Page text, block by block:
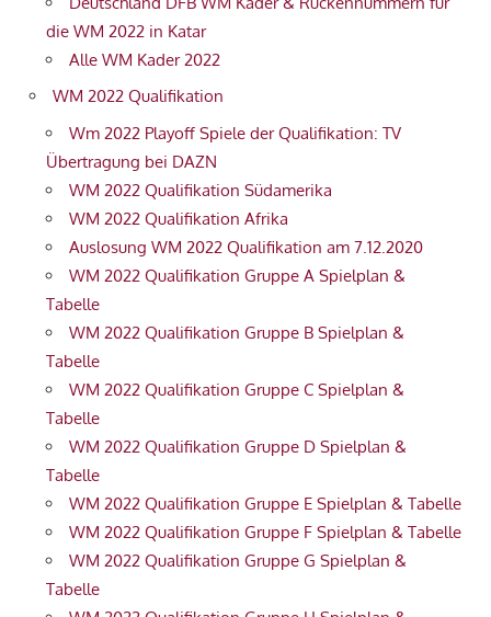
die WM 2022 in Katar
Alle WM Kader 2022
WM 2022 Qualifikation
Wm 2022 Playoff Spiele der Qualifikation: TV
Übertragung bei DAZN
WM 2022 Qualifikation Südamerika
WM 2022 Qualifikation Afrika
Auslosung WM 2022 Qualifikation am 7.12.2020
WM 2022 Qualifikation Gruppe A Spielplan &
Tabelle
WM 2022 Qualifikation Gruppe B Spielplan &
Tabelle
WM 2022 Qualifikation Gruppe C Spielplan &
Tabelle
WM 2022 Qualifikation Gruppe D Spielplan &
Tabelle
WM 2022 Qualifikation Gruppe E Spielplan & Tabelle
WM 2022 Qualifikation Gruppe F Spielplan & Tabelle
WM 2022 Qualifikation Gruppe G Spielplan &
Tabelle